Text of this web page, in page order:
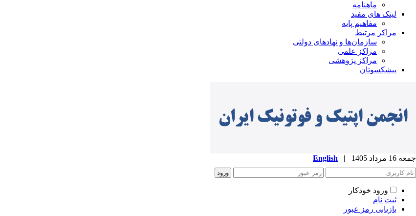
ماهنامه
لینک های مفید
مفاهیم پایه
مراکز مرتبط
سازمان‌ها و نهادهای دولتی
مراکز علمی
مراکز پژوهشی
پیشکسوتان
جمعه 16 مرداد 1405 |
English
ورود خودکار
ثبت نام
بازیابی رمز عبور